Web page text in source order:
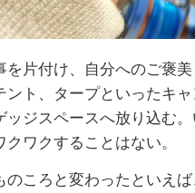
を片付け、自分へのご褒
ント、タープといったキ
ッジスペースへ放り込む
クワクすることはない。
のころと変わったといえ